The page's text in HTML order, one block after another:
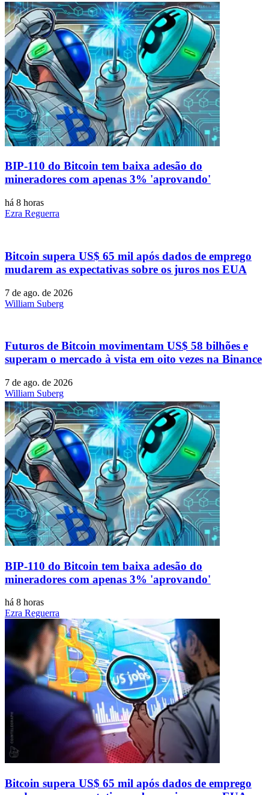
BIP-110 do Bitcoin tem baixa adesão do
mineradores com apenas 3% 'aprovando'
há 8 horas
Ezra Reguerra
Bitcoin supera US$ 65 mil após dados de emprego
mudarem as expectativas sobre os juros nos EUA
7 de ago. de 2026
William Suberg
Futuros de Bitcoin movimentam US$ 58 bilhões e
superam o mercado à vista em oito vezes na Binance
7 de ago. de 2026
William Suberg
BIP-110 do Bitcoin tem baixa adesão do
mineradores com apenas 3% 'aprovando'
há 8 horas
Ezra Reguerra
Bitcoin supera US$ 65 mil após dados de emprego